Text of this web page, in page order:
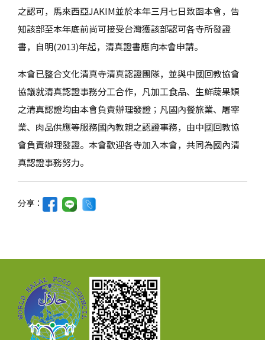
之認可，馬來西亞JAKIM並於本年三月七日致函本會，告
知該部至本年底前尚可接受台灣獲該部認可各寺所發證
書，自明(2013)年起，清真證書應向本會申請。
本會已整合文化清真寺清真認證團隊，並與中國回教協會
協議就清真認證事務分工合作，凡加工食品、生鮮蔬果類
之清真認證均由本會負責辦理發證；凡國內餐旅業、屠宰
業、肉品供應等服務國內教親之認證事務，由中國回教協
會負責辦理發證。本會歡迎各寺加入本會，共同為國內清
真認證事務努力。
分享：